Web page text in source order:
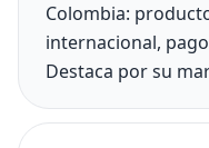
Colombia:
internacional,
Destaca por su